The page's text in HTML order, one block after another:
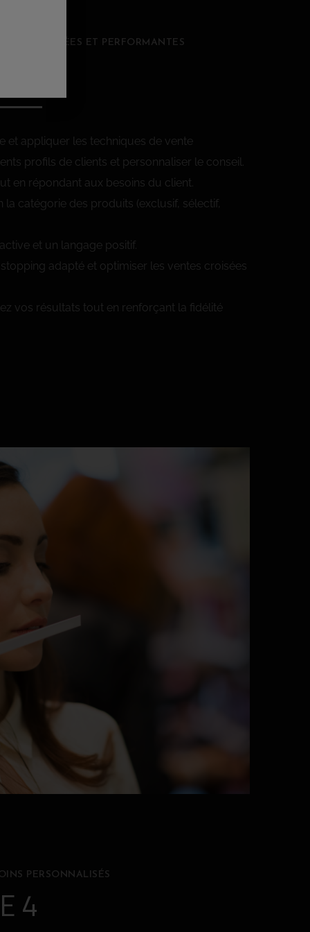
ADAPTÉES ET PERFORMANTES
et appliquer les techniques de vente
profils de clients et personnaliser le conseil.
en répondant aux besoins du client.
la catégorie des produits (exclusif, sélectif,
et un langage positif.
stopping adapté et optimiser les ventes croisées
vos résultats tout en renforçant la fidélité
PERSONNALISÉS
4